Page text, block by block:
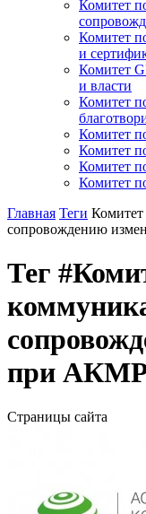
Комитет
Комитет
и
Комитет
и власти
Комитет
Комитет
Комитет
Комитет
Комитет
Главная Теги
сопровождению
Тег
при
Страницы сайта